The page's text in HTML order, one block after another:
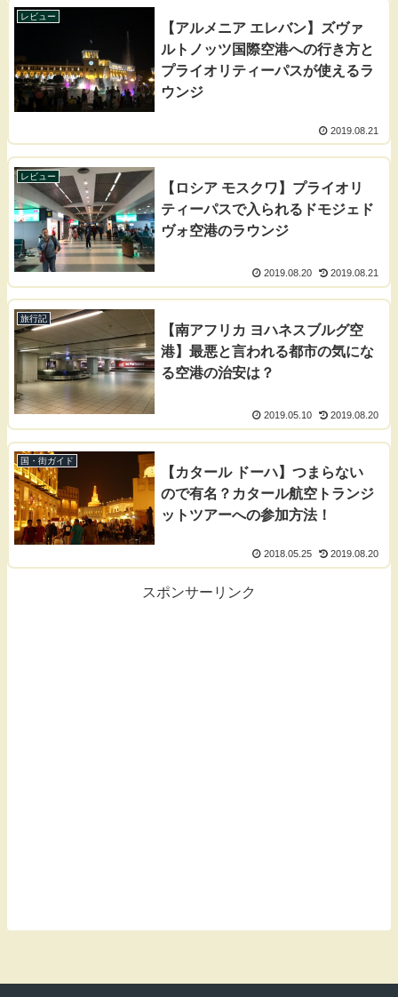
レビュー
【アルメニア エレバン】ズヴァ
ルトノッツ国際空港への行き方と
プライオリティーパスが使えるラ
ウンジ
2019.08.21
レビュー
【ロシア モスクワ】プライオリ
ティーパスで入られるドモジェド
ヴォ空港のラウンジ
2019.08.20 2019.08.21
旅行記
【南アフリカ ヨハネスブルグ空
港】最悪と言われる都市の気にな
る空港の治安は？
2019.05.10 2019.08.20
国・街ガイド
【カタール ドーハ】つまらない
ので有名？カタール航空トランジ
ットツアーへの参加方法！
2018.05.25 2019.08.20
スポンサーリンク